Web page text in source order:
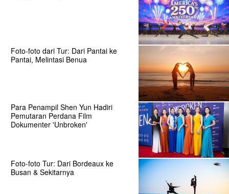
Foto-foto dari Tur: Dari Pantai ke
Pantai, Melintasi Benua
Para Penampil Shen Yun Hadiri
Pemutaran Perdana Film
Dokumenter 'Unbroken'
Foto-foto Tur: Dari Bordeaux ke
Busan & Sekitarnya